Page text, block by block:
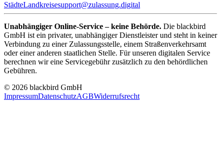
StädteLandkreisesupport@zulassung.digital
Unabhängiger Online-Service – keine Behörde. Die blackbird
GmbH ist ein privater, unabhängiger Dienstleister und steht in keiner
Verbindung zu einer Zulassungsstelle, einem Straßenverkehrsamt
oder einer anderen staatlichen Stelle. Für unseren digitalen Service
berechnen wir eine Servicegebühr zusätzlich zu den behördlichen
Gebühren.
© 2026 blackbird GmbH
ImpressumDatenschutzAGBWiderrufsrecht